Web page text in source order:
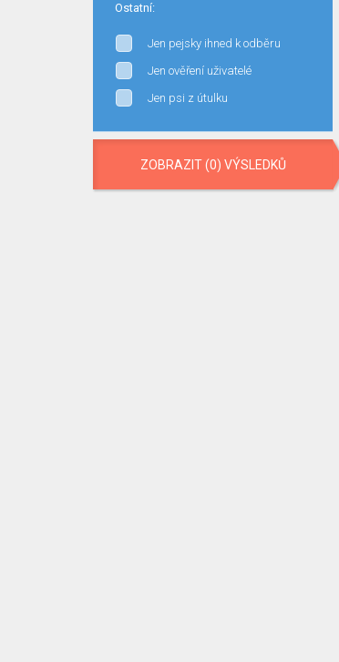
Ostatní:
Jen pejsky ihned k odběru
Jen ověření uživatelé
Jen psi z útulku
ZOBRAZIT (0) VÝSLEDKŮ